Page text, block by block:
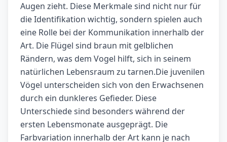
Augen zieht. Diese Merkmale sind nicht nur für
die Identifikation wichtig, sondern spielen auch
eine Rolle bei der Kommunikation innerhalb der
Art. Die Flügel sind braun mit gelblichen
Rändern, was dem Vogel hilft, sich in seinem
natürlichen Lebensraum zu tarnen.Die juvenilen
Vögel unterscheiden sich von den Erwachsenen
durch ein dunkleres Gefieder. Diese
Unterschiede sind besonders während der
ersten Lebensmonate ausgeprägt. Die
Farbvariation innerhalb der Art kann je nach